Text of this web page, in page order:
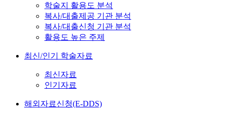
학술지 활용도 분석
복사/대출제공 기관 분석
복사/대출신청 기관 분석
활용도 높은 주제
최신/인기 학술자료
최신자료
인기자료
해외자료신청(E-DDS)